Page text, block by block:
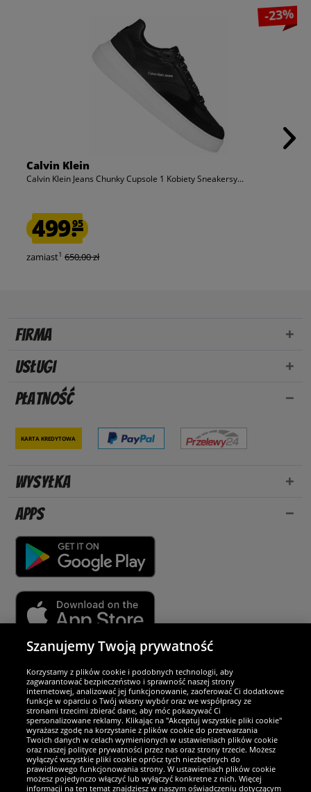
-23%
Calvin Klein
Calvin Klein Jeans Chunky Cupsole 1 Kobiety Sneakersy...
499.95
zamiast1 650,00 zł
Firma
Usługi
Płatność
Karta kredytowa
Wysyłka
Apps
Partnerzy i bezpieczeństwo
Jesteśmy wyjątkowi
Szanujemy Twoją prywatność
Korzystamy z plików cookie i podobnych technologii, aby
zagwarantować bezpieczeństwo i sprawność naszej strony
internetowej, analizować jej funkcjonowanie, zaoferować Ci dodatkowe
funkcje w oparciu o Twój własny wybór oraz we współpracy ze
stronami trzecimi zbierać dane, aby móc pokazywać Ci
spersonalizowane reklamy. Klikając na "Akceptuj wszystkie pliki cookie"
wyrażasz zgodę na korzystanie z plików cookie do przetwarzania
Twoich danych w celach wymienionych w ustawieniach plików cookie
oraz naszej polityce prywatności przez nas oraz strony trzecie. Możesz
wyłączyć wszystkie pliki cookie oprócz tych niezbędnych do
prawidłowego funkcjonowania strony. W ustawieniach plików cookie
możesz pojedynczo włączyć lub wyłączyć konkretne z nich. Więcej
informacji na ten temat znajdziesz w naszym oświadczeniu dotyczącym